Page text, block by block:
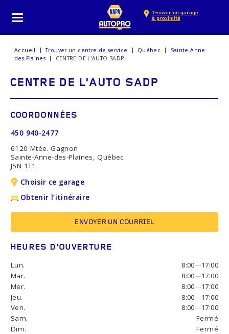
Trouver un garage
à proximité
Accueil Trouver un centre de service Québec
Sainte-Anne-
des-Plaines
CENTRE DE L'AUTO SADP
CENTRE DE L'AUTO SADP
COORDONNÉES
450 940-2477
6120 Mtée. Gagnon
Sainte-Anne-des-Plaines, Québec
J5N 1T1
Choisir ce garage
Obtenir l’itinéraire
ENVOYER UN COURRIEL
HEURES D’OUVERTURE
Lun. 8:00—17:00
Mar.
8:00—17:00
Mer.
8:00—17:00
Jeu.
8:00—17:00
Ven.
8:00—17:00
Sam.
Fermé
Dim.
Fermé